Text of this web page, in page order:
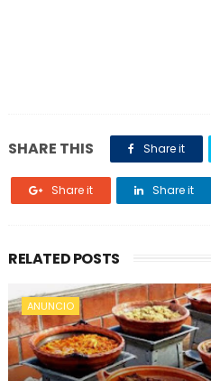
SHARE THIS Share it
Share it Share it
RELATED POSTS
ANUNCIO